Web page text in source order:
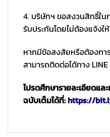
4. บริษัทฯ ขอสงวนสิทธิ์ใน
รับประกันโดยไม่ต้องแจ้งใ
หากมีข้อสงสัยหรือต้องก
สามารถติดต่อได้ทาง
โปรดศึกษารายละเอียดแล
ฉบับเต็มได้ที่:https://